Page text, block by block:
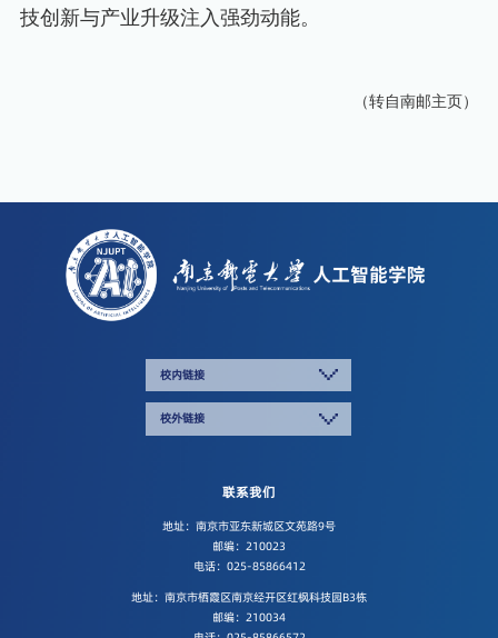
技创新与产业升级注入强劲动能。
（转自南邮主页）
校内链接
校外链接
联系我们
地址：南京市亚东新城区文苑路9号
邮编：210023
电话：025-85866412
地址：南京市栖霞区南京经开区红枫科技园B3栋
邮编：210034